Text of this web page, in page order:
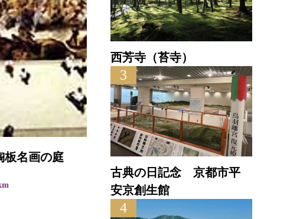
直線距離 : 0.3km
西芳寺（苔寺）
3
古典の日記念 京都市平
安京創生館
4